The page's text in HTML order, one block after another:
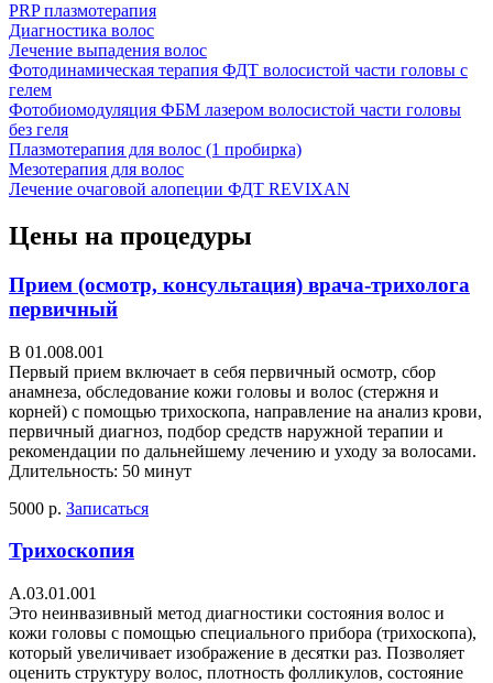
PRP плазмотерапия
Диагностика волос
Лечение выпадения волос
Фотодинамическая терапия ФДТ волосистой части головы с
гелем
Фотобиомодуляция ФБМ лазером волосистой части головы
без геля
Плазмотерапия для волос (1 пробирка)
Мезотерапия для волос
Лечение очаговой алопеции ФДТ REVIXAN
Цены на процедуры
Прием (осмотр, консультация) врача-трихолога
первичный
В 01.008.001
Первый прием включает в себя первичный осмотр, сбор
анамнеза, обследование кожи головы и волос (стержня и
корней) с помощью трихоскопа, направление на анализ крови,
первичный диагноз, подбор средств наружной терапии и
рекомендации по дальнейшему лечению и уходу за волосами.
Длительность: 50 минут
5000 р. Записаться
Трихоскопия
А.03.01.001
Это неинвазивный метод диагностики состояния волос и
кожи головы с помощью специального прибора (трихоскопа),
который увеличивает изображение в десятки раз. Позволяет
оценить структуру волос, плотность фолликулов, состояние